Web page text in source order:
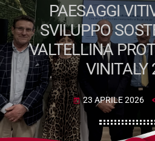
PAESAGGI
SVILUPPO
VALTELLINA
VINITALY
today 23 APRILE 2026